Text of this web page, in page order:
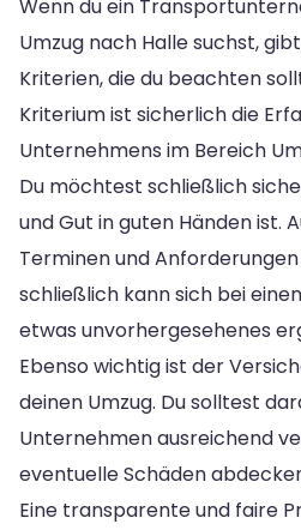
Wenn du ein
Umzug nach Halle suchst,
Kriterien, die du beachten
Kriterium ist sicherlich die
Unternehmens im Bereich
Du möchtest schließlich
und Gut in guten Händen ist.
Terminen und
schließlich kann sich bei
etwas unvorhergesehenes
Ebenso wichtig ist der
deinen Umzug. Du solltest
Unternehmen ausreichend
eventuelle Schäden
Eine transparente und faire